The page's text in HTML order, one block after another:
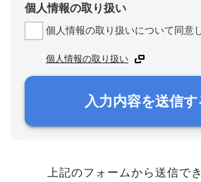
個人情報の取り扱い
個人情報の取り扱いについて同意
個人情報の取り扱い
入力内容を送信す
上記のフォームから送信で